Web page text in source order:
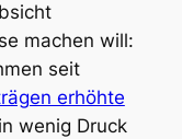
machen will:
seit
erhöhte
wenig Druck